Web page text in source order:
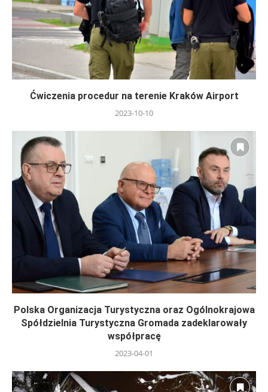
Ćwiczenia procedur na terenie Kraków Airport
2023-10-10
Polska Organizacja Turystyczna oraz Ogólnokrajowa
Spółdzielnia Turystyczna Gromada zadeklarowały
współpracę
2023-04-01